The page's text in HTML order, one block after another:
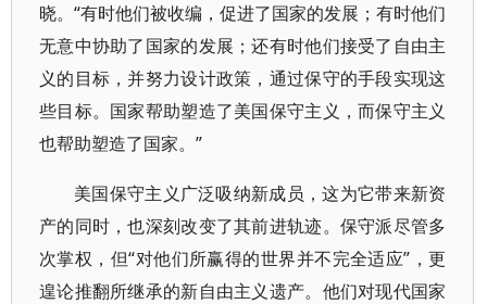
晓。“有时他们被收编，促进了国家的发展；有时他们
无意中协助了国家的发展；还有时他们接受了自由主
义的目标，并努力设计政策，通过保守的手段实现这
些目标。国家帮助塑造了美国保守主义，而保守主义
也帮助塑造了国家。”
美国保守主义广泛吸纳新成员，这为它带来新资
产的同时，也深刻改变了其前进轨迹。保守派尽管多
次掌权，但“对他们所赢得的世界并不完全适应”，更
遑论推翻所继承的新自由主义遗产。他们对现代国家